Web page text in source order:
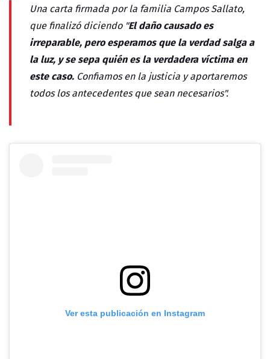
Una carta firmada por la familia Campos Sallato,
que finalizó diciendo "El daño causado es
irreparable, pero esperamos que la verdad salga a
la luz, y se sepa quién es la verdadera víctima en
este caso. Confiamos en la justicia y aportaremos
todos los antecedentes que sean necesarios".
Ver esta publicación en Instagram